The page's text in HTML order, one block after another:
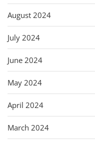
August 2024
July 2024
June 2024
May 2024
April 2024
March 2024